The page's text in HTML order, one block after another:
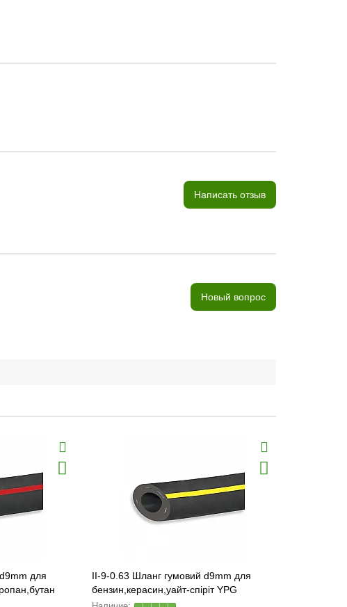
Написать отзыв
Новый вопрос
для
II-9-0.63 Шланг гумовий d9mm для
бензин,керасин,уайт-спіріт YPG